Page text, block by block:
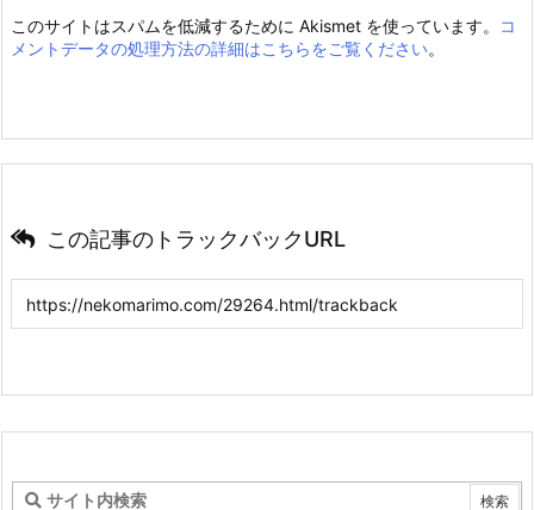
このサイトはスパムを低減するために Akismet を使っています。
コ
メントデータの処理方法の詳細はこちらをご覧ください。
この記事のトラックバックURL